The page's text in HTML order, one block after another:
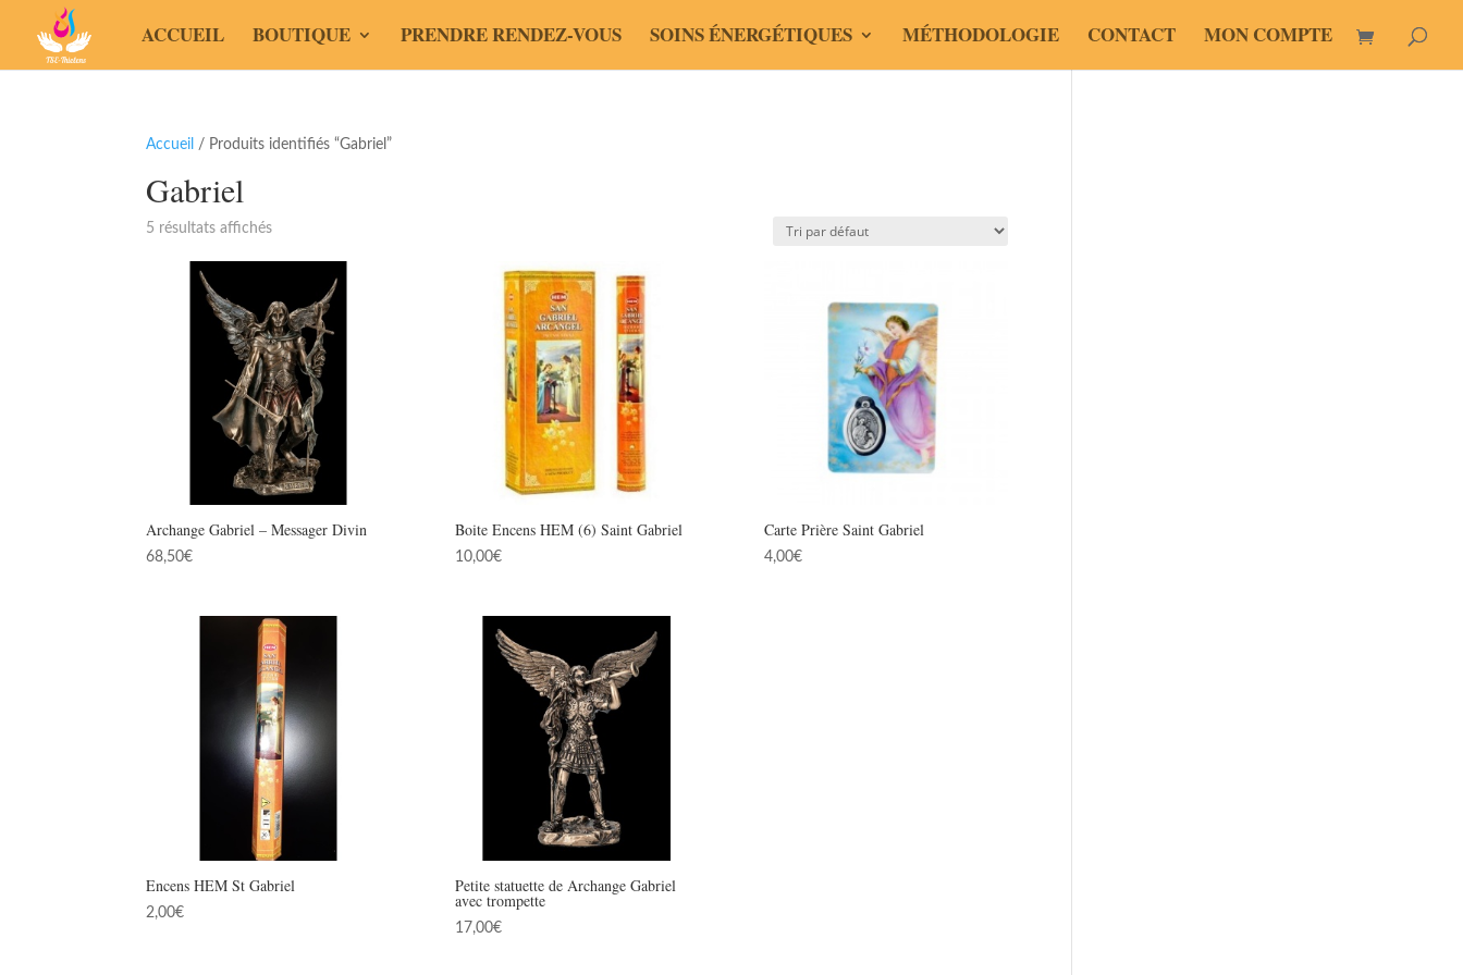
ACCUEIL BOUTIQUE PRENDRE RENDEZ-VOUS SOINS ÉNERGÉTIQUES MÉTHODOLOGIE CONTACT MON COMPTE
Accueil / Produits identifiés “Gabriel”
Gabriel
5 résultats affichés
Archange Gabriel – Messager Divin
68,50€
Boite Encens HEM (6) Saint Gabriel
10,00€
Carte Prière Saint Gabriel
4,00€
Encens HEM St Gabriel
2,00€
Petite statuette de Archange Gabriel
avec trompette
17,00€